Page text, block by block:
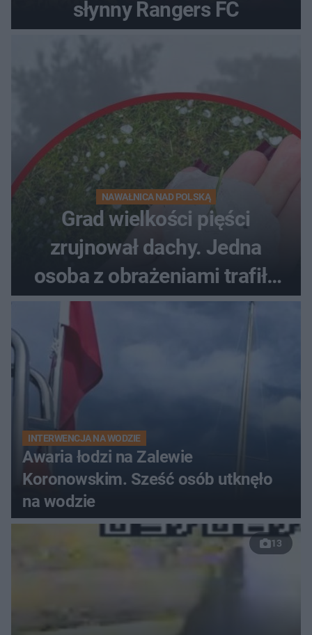
słynny Rangers FC
NAWAŁNICA NAD POLSKĄ
Grad wielkości pięści
zrujnował dachy. Jedna
osoba z obrażeniami trafiła
do szpitala
INTERWENCJA NA WODZIE
Awaria łodzi na Zalewie
Koronowskim. Sześć osób utknęło
na wodzie
13